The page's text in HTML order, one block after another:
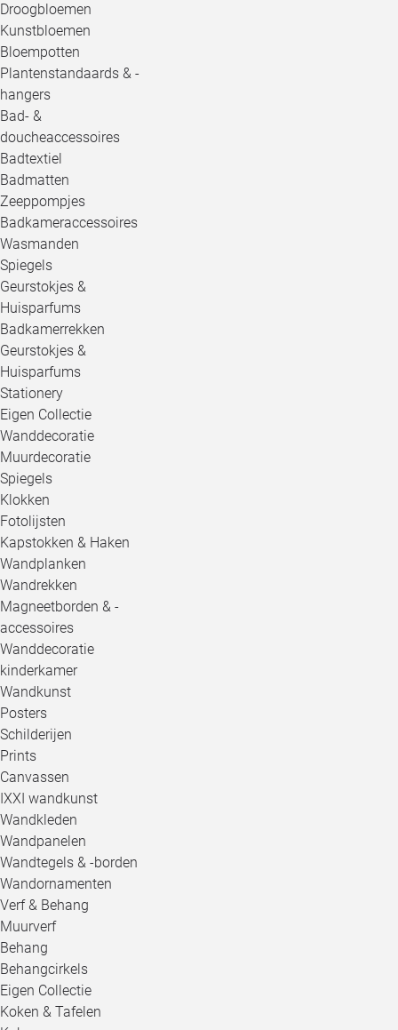
Droogbloemen
Kunstbloemen
Bloempotten
Plantenstandaards & -
hangers
Bad- &
doucheaccessoires
Badtextiel
Badmatten
Zeeppompjes
Badkameraccessoires
Wasmanden
Spiegels
Geurstokjes &
Huisparfums
Badkamerrekken
Geurstokjes &
Huisparfums
Stationery
Eigen Collectie
Wanddecoratie
Muurdecoratie
Spiegels
Klokken
Fotolijsten
Kapstokken & Haken
Wandplanken
Wandrekken
Magneetborden & -
accessoires
Wanddecoratie
kinderkamer
Wandkunst
Posters
Schilderijen
Prints
Canvassen
IXXI wandkunst
Wandkleden
Wandpanelen
Wandtegels & -borden
Wandornamenten
Verf & Behang
Muurverf
Behang
Behangcirkels
Eigen Collectie
Koken & Tafelen